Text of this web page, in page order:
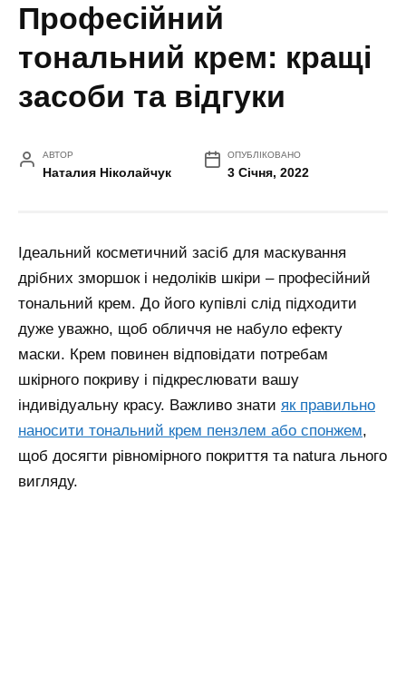
Професійний
тональний крем: кращі
засоби та відгуки
АВТОР
Наталия Ніколайчук
ОПУБЛІКОВАНО
3 Січня, 2022
Ідеальний косметичний засіб для маскування
дрібних зморшок і недоліків шкіри – професійний
тональний крем. До його купівлі слід підходити
дуже уважно, щоб обличчя не набуло ефекту
маски. Крем повинен відповідати потребам
шкірного покриву і підкреслювати вашу
індивідуальну красу. Важливо знати як правильно
наносити тональний крем пензлем або спонжем,
щоб досягти рівномірного покриття та natura льного
вигляду.